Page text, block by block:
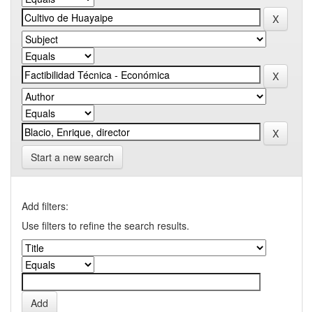
Start a new search
Add filters:
Use filters to refine the search results.